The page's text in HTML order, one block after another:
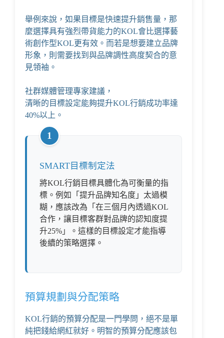
舉例來說，如果目標是快速提升銷售量，那
麼選擇具有強烈帶貨能力的KOL會比選擇藝
術創作型KOL更有效。而若是想要建立品牌
形象，則需要找到與品牌調性高度契合的意
見領袖。
社群媒體管理專家建議 ，
清晰的目標設定能夠提升KOL行銷成功率達
40%以上。
1
SMART目標制定法
將KOL行銷目標具體化為可衡量的指
標。例如「提升品牌知名度」太過模
糊，應該改為「在三個月內透過KOL
合作，讓目標客群對品牌的認知度提
升25%」。這樣的目標設定才能指導
後續的策略選擇。
預算規劃與分配策略
KOL行銷的預算分配是一門學問，絕不是單
純把錢給網紅就好。明智的預算分配應該包